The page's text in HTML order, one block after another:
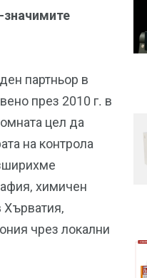
значимите
партньор в
през 2010 г. в
цел да
на контрола
химичен
Хърватия,
чрез локални